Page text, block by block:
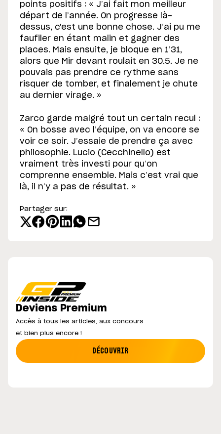
points positifs : « J’ai fait mon meilleur
départ de l’année. On progresse là-
dessus, c'est une bonne chose. J’ai pu me
faufiler en étant malin et gagner des
places. Mais ensuite, je bloque en 1’31,
alors que Mir devant roulait en 30.5. Je ne
pouvais pas prendre ce rythme sans
risquer de tomber, et finalement je chute
au dernier virage. »
Zarco garde malgré tout un certain recul :
« On bosse avec l’équipe, on va encore se
voir ce soir. J’essaie de prendre ça avec
philosophie. Lucio (Cecchinello) est
vraiment très investi pour qu’on
comprenne ensemble. Mais c’est vrai que
là, il n’y a pas de résultat. »
Partager sur:
Deviens Premium
Accès à tous les articles, aux concours
et bien plus encore !
DÉCOUVRIR